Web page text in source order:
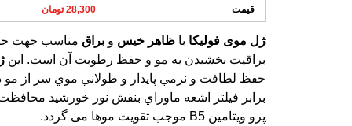
قیمت 28,300 تومان
ژل موی فولیکا با ظاهر خیس و براق مناسب جهت
براقيت بخشيدن به مو و حفظ رطوبت آن است. این
پرو ویتامین B5 موجب تقویت موها می گردد.